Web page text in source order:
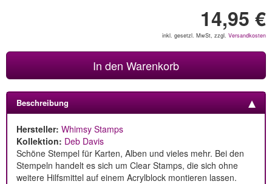
14,95 €
inkl. gesetzl. MwSt, zzgl. Versandkosten
In den Warenkorb
Beschreibung
Hersteller: Whimsy Stamps
Kollektion: Deb Davis
Schöne Stempel für Karten, Alben und vieles mehr. Bei den
Stempeln handelt es sich um Clear Stamps, die sich ohne
weitere Hilfsmittel auf einem Acrylblock montieren lassen.